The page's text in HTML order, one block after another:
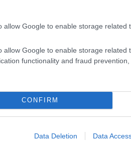
allow Google to enable storage related
allow Google to enable storage related
functionality and fraud
CONFIRM
Data Deletion Data